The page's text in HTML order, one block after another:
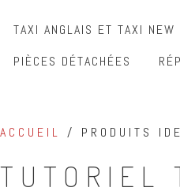
TAXI ANGLAIS ET TAXI NEW
PIÈCES DÉTACHÉES
ACCUEIL / PRODUITS
TUTORIEL